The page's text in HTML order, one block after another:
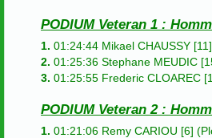
PODIUM Veteran 1 :
1. 01:24:44 Mikael CHAUSSY
2. 01:25:36 Stephane MEUDIC
3. 01:25:55 Frederic CLOAREC
PODIUM Veteran 2 :
1. 01:21:06 Remy CARIOU [6]